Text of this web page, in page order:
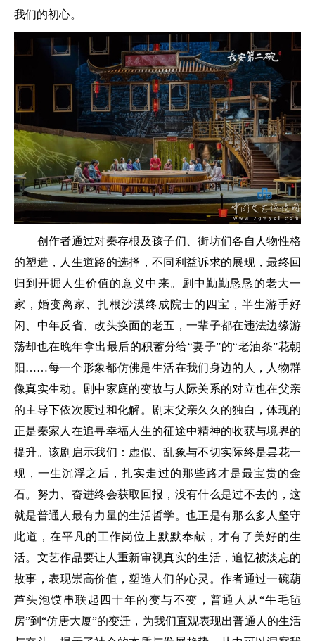
我们的初心。
创作者通过对秦存根及孩子们、街坊们各自人物性格
的塑造，人生道路的选择，不同利益诉求的展现，最终回
归到开掘人生价值的意义中来。剧中勤勤恳恳的老大一
家，婚变离家、扎根沙漠终成院士的四宝，半生游手好
闲、中年反省、改头换面的老五，一辈子都在违法边缘游
荡却也在晚年拿出最后的积蓄分给“妻子”的“老油条”花朝
阳……每一个形象都仿佛是生活在我们身边的人，人物群
像真实生动。剧中家庭的变故与人际关系的对立也在父亲
的主导下依次度过和化解。剧末父亲久久的独白，体现的
正是秦家人在追寻幸福人生的征途中精神的收获与境界的
提升。该剧启示我们：虚假、乱象与不切实际终是昙花一
现，一生沉浮之后，扎实走过的那些路才是最宝贵的金
石。努力、奋进终会获取回报，没有什么是过不去的，这
就是普通人最有力量的生活哲学。也正是有那么多人坚守
此道，在平凡的工作岗位上默默奉献，才有了美好的生
活。文艺作品要让人重新审视真实的生活，追忆被淡忘的
故事，表现崇高价值，塑造人们的心灵。作者通过一碗葫
芦头泡馍串联起四十年的变与不变，普通人从“牛毛毡
房”到“仿唐大厦”的变迁，为我们直观表现出普通人的生活